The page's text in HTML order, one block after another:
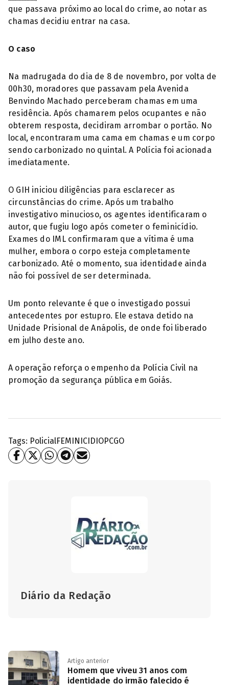
que passava próximo ao local do crime, ao notar as
chamas decidiu entrar na casa.
O caso
Na madrugada do dia de 8 de novembro, por volta de
00h30, moradores que passavam pela Avenida
Benvindo Machado perceberam chamas em uma
residência. Após chamarem pelos ocupantes e não
obterem resposta, decidiram arrombar o portão. No
local, encontraram uma cama em chamas e um corpo
sendo carbonizado no quintal. A Polícia foi acionada
imediatamente.
O GIH iniciou diligências para esclarecer as
circunstâncias do crime. Após um trabalho
investigativo minucioso, os agentes identificaram o
autor, que fugiu logo após cometer o feminicídio.
Exames do IML confirmaram que a vítima é uma
mulher, embora o corpo esteja completamente
carbonizado. Até o momento, sua identidade ainda
não foi possível de ser determinada.
Um ponto relevante é que o investigado possui
antecedentes por estupro. Ele estava detido na
Unidade Prisional de Anápolis, de onde foi liberado
em julho deste ano.
A operação reforça o empenho da Polícia Civil na
promoção da segurança pública em Goiás.
Tags: PolicialFEMINICIDIOPCGO
Diário da Redação
Artigo anterior
Homem que viveu 31 anos com
identidade do irmão falecido é